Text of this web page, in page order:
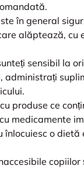
în general
alăptează, cu
sensibil la
administrați
produse ce
medicamente
înlocuiesc o